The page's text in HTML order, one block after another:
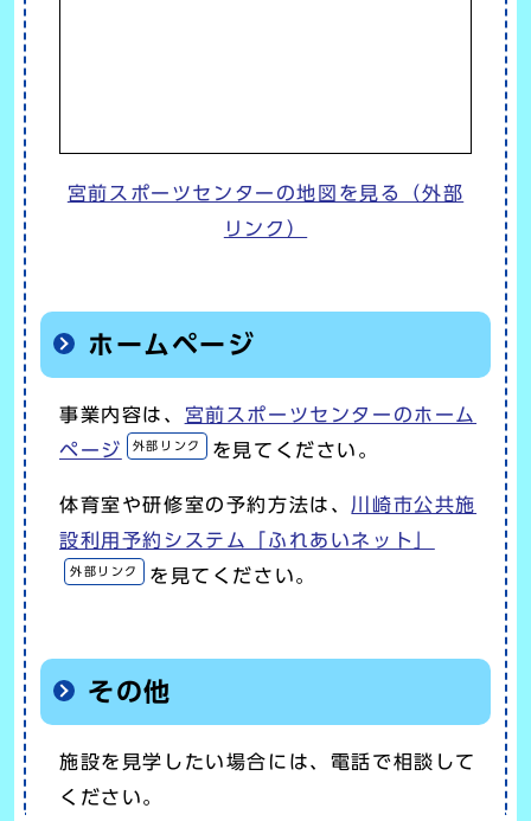
宮前スポーツセンターの地図を見る（外部
リンク）
ホームページ
事業内容は、 宮前スポーツセンターのホーム
ページ
外部リンク を見てください。
体育室や研修室の予約方法は、 川崎市公共施
設利用予約システム「ふれあいネット」
外部リンク を見てください。
その他
施設を見学したい場合には、電話で相談して
ください。